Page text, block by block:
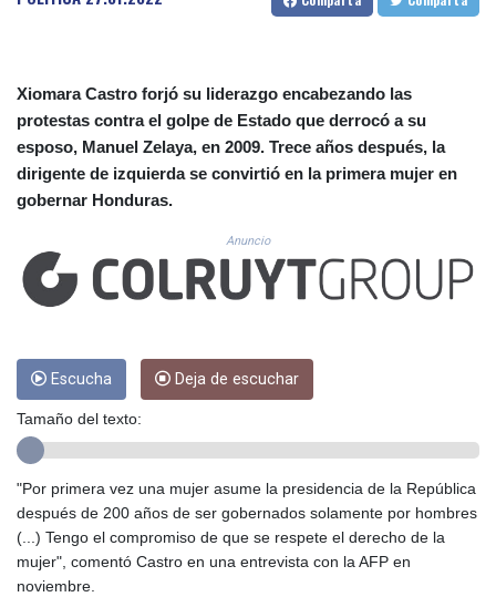
CUC 1.152471
DJF 204.817306
DKK 7.476217
DOP 67.193733
DZD 153.365094
ETB 185.968128
FJD 2.552089
FKP 0.856077
GGP 0.856077
GHS 13.524239
GMD 85.282572
GTQ 8.791437
GYD 241.048608
HKD 9.04099
HNL 30.88171
Xiomara Castro forjó su liderazgo encabezando las
protestas contra el golpe de Estado que derrocó a su
esposo, Manuel Zelaya, en 2009. Trece años después, la
dirigente de izquierda se convirtió en la primera mujer en
gobernar Honduras.
Anuncio
Escucha Deja de escuchar
Tamaño del texto:
"Por primera vez una mujer asume la presidencia de la República
después de 200 años de ser gobernados solamente por hombres
(...) Tengo el compromiso de que se respete el derecho de la
mujer", comentó Castro en una entrevista con la AFP en
noviembre.